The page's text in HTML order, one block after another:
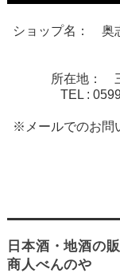
ショップ名： 奥
所在地：
TEL :
※メールでのお問
日本酒・地酒の
商人べんのや